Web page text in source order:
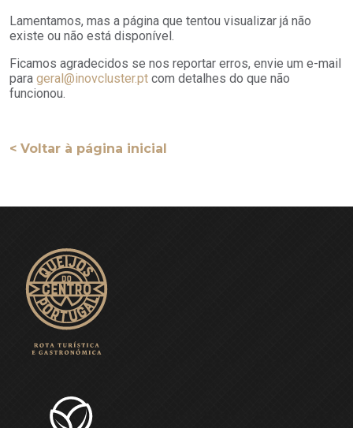
Lamentamos, mas a página que tentou visualizar já não
existe ou não está disponível.
Ficamos agradecidos se nos reportar erros, envie um e-mail
para geral@inovcluster.pt com detalhes do que não
funcionou.
< Voltar à página inicial